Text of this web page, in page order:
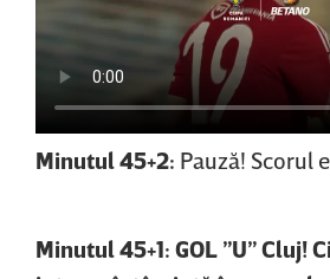
Minutul 45+2: Pauză! Scorul
Minutul 45+1: GOL ”U” Cluj!